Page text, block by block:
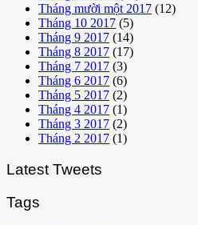
Tháng mười một 2017 (12)
Tháng 10 2017 (5)
Tháng 9 2017 (14)
Tháng 8 2017 (17)
Tháng 7 2017 (3)
Tháng 6 2017 (6)
Tháng 5 2017 (2)
Tháng 4 2017 (1)
Tháng 3 2017 (2)
Tháng 2 2017 (1)
Latest Tweets
Tags